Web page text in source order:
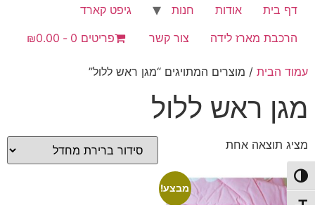
הפעל/כבה ניגודיות גבוהה
דף בית אודות חנות
גיפט קארד
הרכבת מארז לידה
צור קשר פריטים 0 ₪0.00
עמוד הבית / מוצרים המתויגים “מגן ראש ללול”
מגן ראש ללול
מציג תוצאה אחת
מבצע!